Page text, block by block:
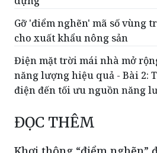
cho xuất khẩu nông sản
Điện mặt trời mái nhà mở
năng lượng hiệu quả - Bài 2:
điện đến tối ưu nguồn năng
ĐỌC THÊM
Khơi thông “điểm nghẽn”